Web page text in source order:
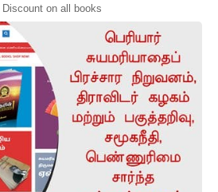
Discount on all books